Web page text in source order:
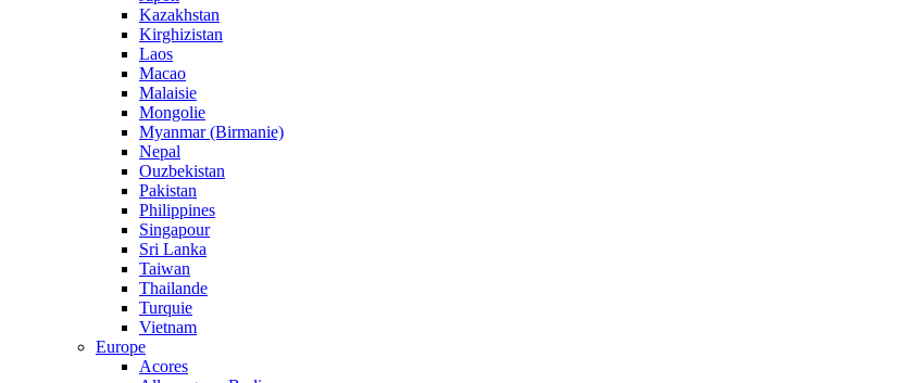
Kazakhstan
Kirghizistan
Laos
Macao
Malaisie
Mongolie
Myanmar (Birmanie)
Nepal
Ouzbekistan
Pakistan
Philippines
Singapour
Sri Lanka
Taiwan
Thailande
Turquie
Vietnam
Europe
Acores